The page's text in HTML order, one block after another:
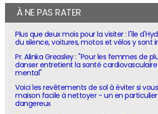
À NE PAS RATER
Plus que deux mois pour la visiter : l'île
du silence, voitures, motos et vélos y sont
Pr. Alinka Greasley : "Pour les femmes de
danser entretient la santé cardiovasculaire
mental"
Voici les revêtements de sol à éviter si
maison facile à nettoyer - un en
dangereux